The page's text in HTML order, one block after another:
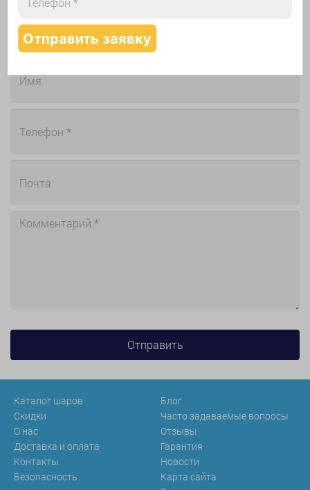
Обратная связь
Каталог шаров
Скидки
О нас
Доставка и оплата
Контакты
Безопасность
Блог
Часто задаваемые вопросы
Отзывы
Гарантия
Новости
Карта сайта